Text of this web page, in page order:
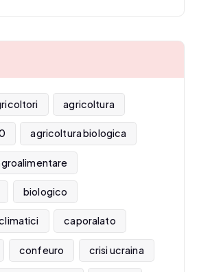
agricoltura
agricoltura biologica
biologico
caporalato
confeuro crisi ucraina